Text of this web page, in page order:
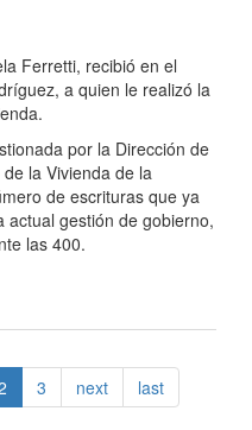
Ferretti, recibió en el
a quien le realizó la
por la Dirección de
la Vivienda de la
de escrituras que ya
gestión de gobierno,
las 400.
3 next last